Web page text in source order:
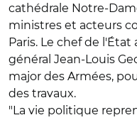
cathédrale Notre-
ministres et acteurs
Paris. Le chef de
général Jean-Louis
major des Armées,
des travaux.
"La vie politique